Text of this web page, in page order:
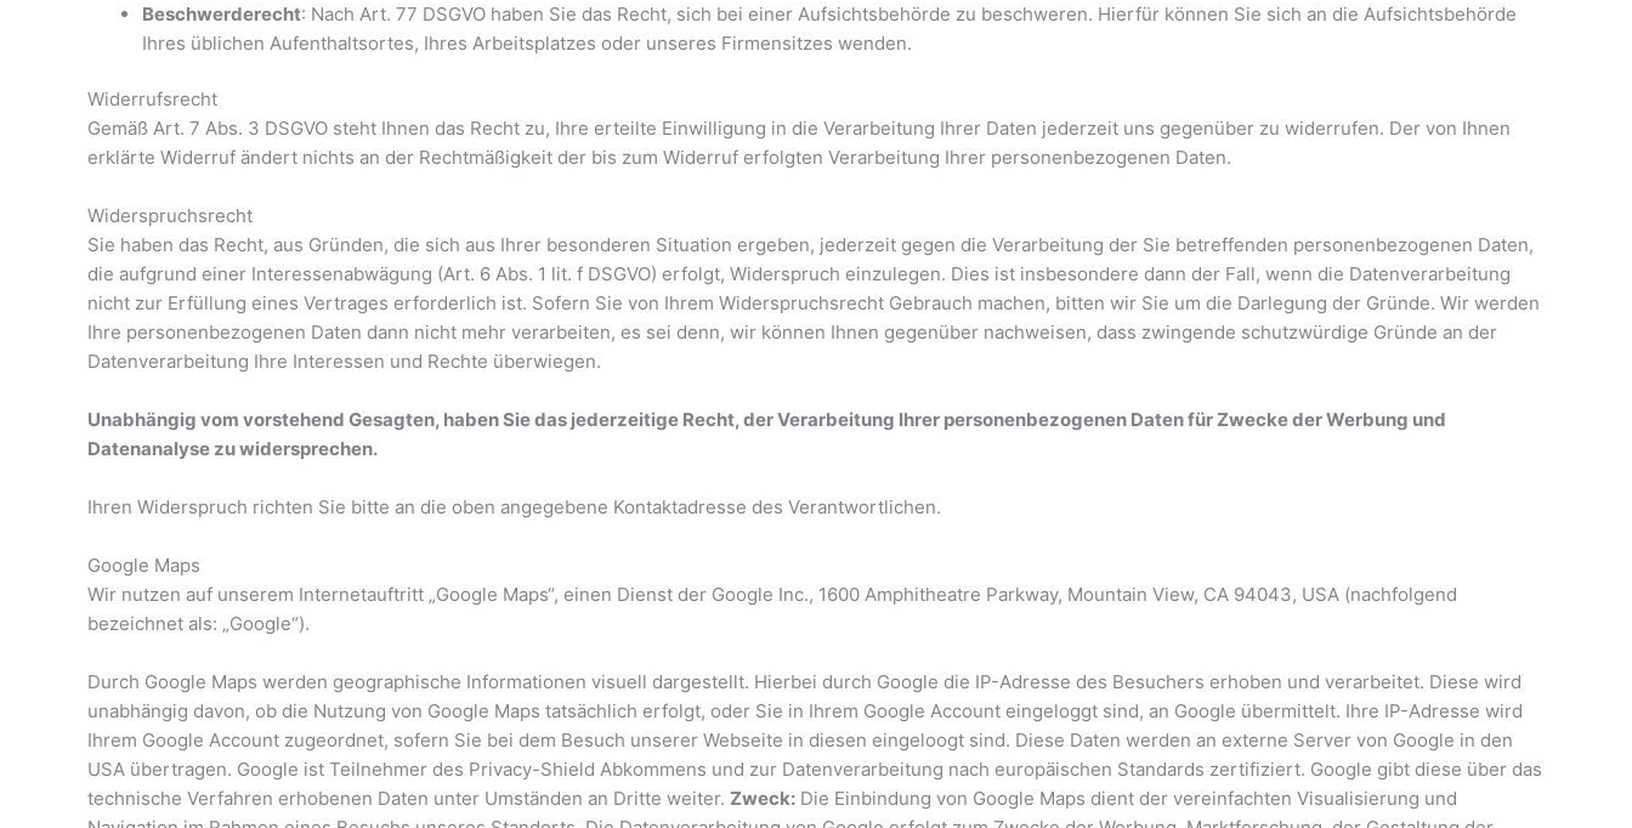
Beschwerderecht: Nach Art. 77 DSGVO haben Sie das Recht, sich bei einer Aufsichtsbehörde zu beschweren. Hierfür können Sie sich an die Aufsichtsbehörde
Ihres üblichen Aufenthaltsortes, Ihres Arbeitsplatzes oder unseres Firmensitzes wenden.
Widerrufsrecht
Gemäß Art. 7 Abs. 3 DSGVO steht Ihnen das Recht zu, Ihre erteilte Einwilligung in die Verarbeitung Ihrer Daten jederzeit uns gegenüber zu widerrufen. Der von Ihnen
erklärte Widerruf ändert nichts an der Rechtmäßigkeit der bis zum Widerruf erfolgten Verarbeitung Ihrer personenbezogenen Daten.
Widerspruchsrecht
Sie haben das Recht, aus Gründen, die sich aus Ihrer besonderen Situation ergeben, jederzeit gegen die Verarbeitung der Sie betreffenden personenbezogenen Daten,
die aufgrund einer Interessenabwägung (Art. 6 Abs. 1 lit. f DSGVO) erfolgt, Widerspruch einzulegen. Dies ist insbesondere dann der Fall, wenn die Datenverarbeitung
nicht zur Erfüllung eines Vertrages erforderlich ist. Sofern Sie von Ihrem Widerspruchsrecht Gebrauch machen, bitten wir Sie um die Darlegung der Gründe. Wir werden
Ihre personenbezogenen Daten dann nicht mehr verarbeiten, es sei denn, wir können Ihnen gegenüber nachweisen, dass zwingende schutzwürdige Gründe an der
Datenverarbeitung Ihre Interessen und Rechte überwiegen.
Unabhängig vom vorstehend Gesagten, haben Sie das jederzeitige Recht, der Verarbeitung Ihrer personenbezogenen Daten für Zwecke der Werbung und
Datenanalyse zu widersprechen.
Ihren Widerspruch richten Sie bitte an die oben angegebene Kontaktadresse des Verantwortlichen.
Google Maps
Wir nutzen auf unserem Internetauftritt „Google Maps“, einen Dienst der Google Inc., 1600 Amphitheatre Parkway, Mountain View, CA 94043, USA (nachfolgend
bezeichnet als: „Google“).
Durch Google Maps werden geographische Informationen visuell dargestellt. Hierbei durch Google die IP-Adresse des Besuchers erhoben und verarbeitet. Diese wird
unabhängig davon, ob die Nutzung von Google Maps tatsächlich erfolgt, oder Sie in Ihrem Google Account eingeloggt sind, an Google übermittelt. Ihre IP-Adresse wird
Ihrem Google Account zugeordnet, sofern Sie bei dem Besuch unserer Webseite in diesen eingeloogt sind. Diese Daten werden an externe Server von Google in den
USA übertragen. Google ist Teilnehmer des Privacy-Shield Abkommens und zur Datenverarbeitung nach europäischen Standards zertifiziert. Google gibt diese über das
technische Verfahren erhobenen Daten unter Umständen an Dritte weiter. Zweck: Die Einbindung von Google Maps dient der vereinfachten Visualisierung und